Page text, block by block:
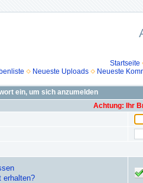
Startseite
Neueste Uploads Neueste
ein, um sich anzumelden
Achtung: Ihr
erhalten?